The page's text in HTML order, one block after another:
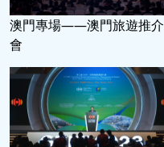
澳門專場——澳門旅遊推介
會